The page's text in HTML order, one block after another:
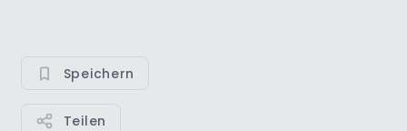
Speichern
Teilen